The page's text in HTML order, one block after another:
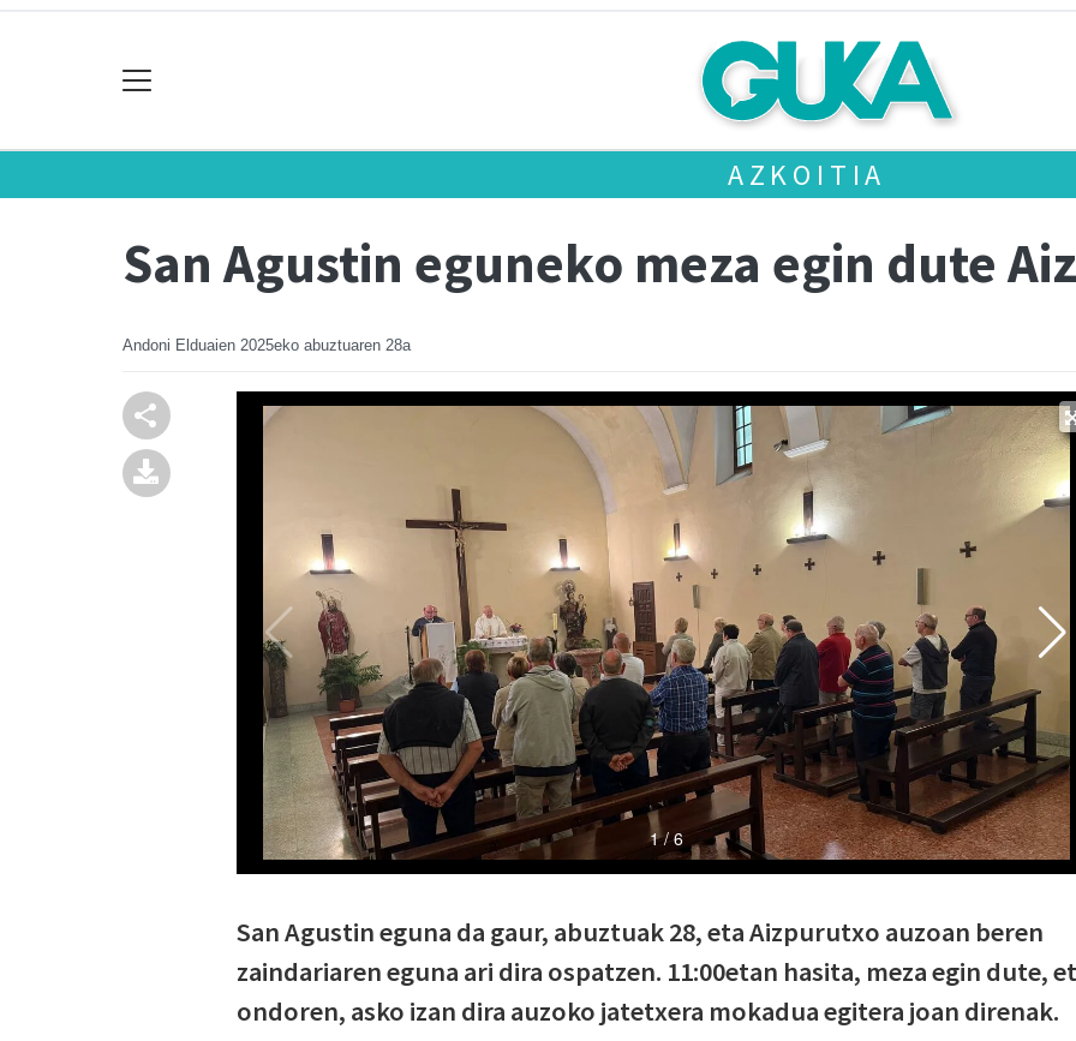
AZKOITIA
San Agustin eguneko meza egin dute
Andoni Elduaien 2025eko abuztuaren 28a
San Agustin eguna da gaur, abuztuak 28, eta Aizpurutxo auzoan beren
zaindariaren eguna ari dira ospatzen. 11:00etan hasita, meza egin dute,
ondoren, asko izan dira auzoko jatetxera mokadua egitera joan direnak.